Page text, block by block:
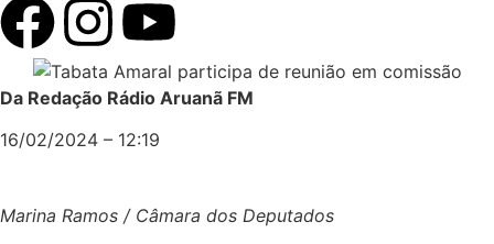
Da Redação Rádio Aruanã FM
16/02/2024 – 12:19
Marina Ramos / Câmara dos Deputados